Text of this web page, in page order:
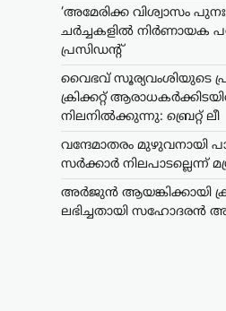
‘അമേരിക്ക വിശ്വാസം
ചർച്ചകളിൽ നിർണായക
പ്രസിഡന്റ്
വൈഭവ് സൂര്യവംശിയുടെ
ക്രിക്കറ്റ്
നിലനിൽക്കുന്നു: ബ്രെറ്റ് ലീ
വന്ദേമാതരം മുഴുവനായി
സർക്കാർ നിലപാടല്ലെന്ന്
അർജുൻ ആയങ്കിക്കായി
ലഭിച്ചതായി സഹോദരൻ